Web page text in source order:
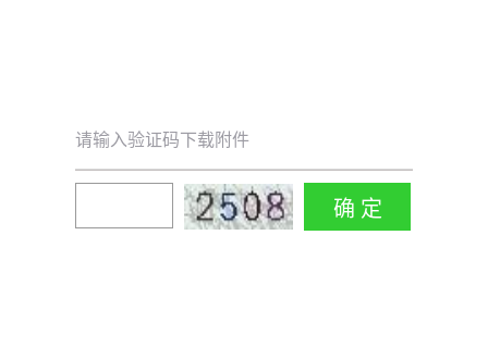
请输入验证码下载附件